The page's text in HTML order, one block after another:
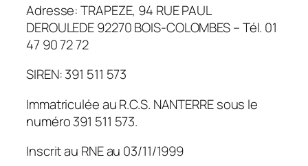
Adresse: TRAPEZE, 94 RUE PAUL
DEROULEDE 92270 BOIS-COLOMBES – Tél. 01
47 90 72 72
SIREN: 391 511 573
Immatriculée au R.C.S. NANTERRE sous le
numéro 391 511 573.
Inscrit au RNE au 03/11/1999